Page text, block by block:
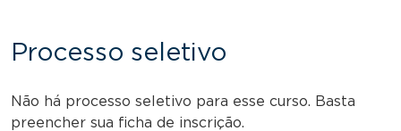
Processo seletivo
Não há processo seletivo para esse curso. Basta
preencher sua ficha de inscrição.